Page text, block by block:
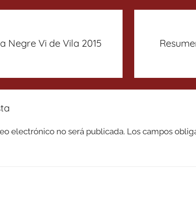
Negre Vi de Vila 2015
electrónico no será publicada. Los campos